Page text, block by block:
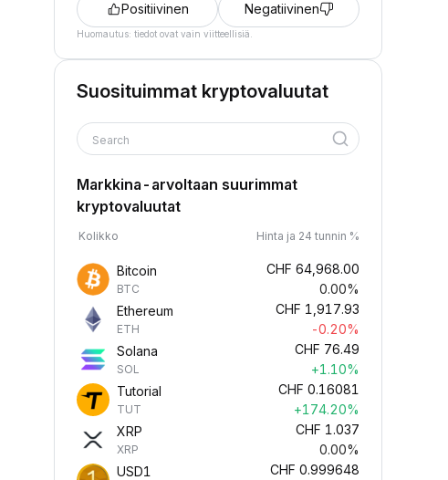
Positiivinen Negatiivinen
Huomautus: tiedot ovat vain viitteellisiä.
Suosituimmat kryptovaluutat
Search
Markkina-arvoltaan suurimmat
kryptovaluutat
Kolikko Hinta ja 24 tunnin %
Bitcoin
BTC
CHF 64,968.00
0.00%
Ethereum
ETH
CHF 1,917.93
-0.20%
Solana
SOL
CHF 76.49
+1.10%
Tutorial
TUT
CHF 0.16081
+174.20%
XRP
XRP
CHF 1.037
0.00%
USD1
CHF 0.999648